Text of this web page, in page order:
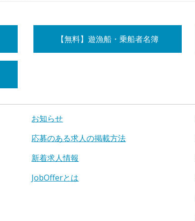
【無料】遊漁船・乗船者名簿
お知らせ
応募のある求人の掲載方法
新着求人情報
JobOfferとは